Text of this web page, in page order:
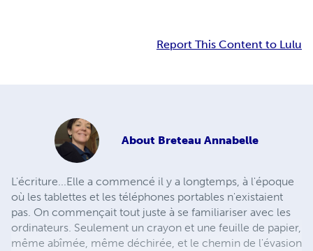
Report This Content to Lulu
About Breteau Annabelle
L'écriture...Elle a commencé il y a longtemps, à l'époque
où les tablettes et les téléphones portables n'existaient
pas. On commençait tout juste à se familiariser avec les
ordinateurs. Seulement un crayon et une feuille de papier,
même abîmée, même déchirée, et le chemin de l'évasion